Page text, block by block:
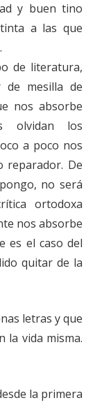
y buen tino
a las que
de literatura,
de mesilla de
nos absorbe
olvidan los
a poco nos
reparador. De
no será
ortodoxa
nos absorbe
es el caso del
quitar de la
letras y que
la vida misma.
la primera